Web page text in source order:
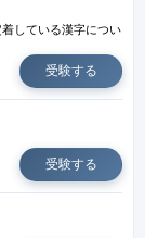
している漢字につい
受験する
受験する